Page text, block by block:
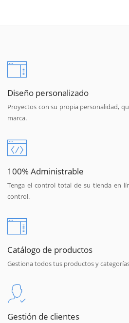
Diseño personalizado
Proyectos con su propia personalidad,
marca.
100% Administrable
Tenga el control total de su tienda en
control.
Catálogo de productos
Gestiona todos tus productos y
Gestión de clientes